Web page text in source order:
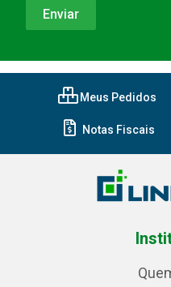
Meus Pedidos
Notas Fiscais